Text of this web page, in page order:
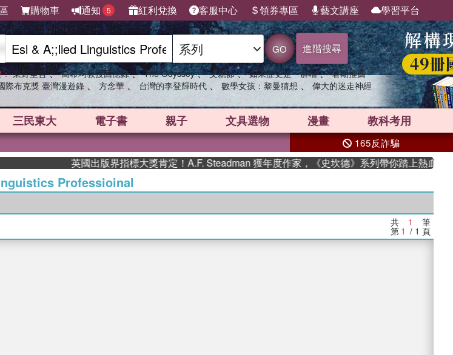
購物車 通知 5 紅利兌換 客服中心 領券專區 藝文講座 學習平台
GO 進階搜尋
東野圭吾 、 高希均教授回憶錄 、 The Odyssey 、 父親節 、 如果歷史是一群喵 、 暑期推薦
際布克獎 臺灣漫遊錄 、 方念華 、 台灣的李登輝時代 、 數學女孩：黎曼猜想 、 偉大的迷走神經
三民東大 電子書 親子 文具選物 漫畫 教科考用
165反詐騙
英國出版界指標大獎肯定！A.F. Steadman 獲年度作家，《史坎德》系列帶你踏上熱血奇幻
Professioinal
共 1 筆
第 1 / 1 頁